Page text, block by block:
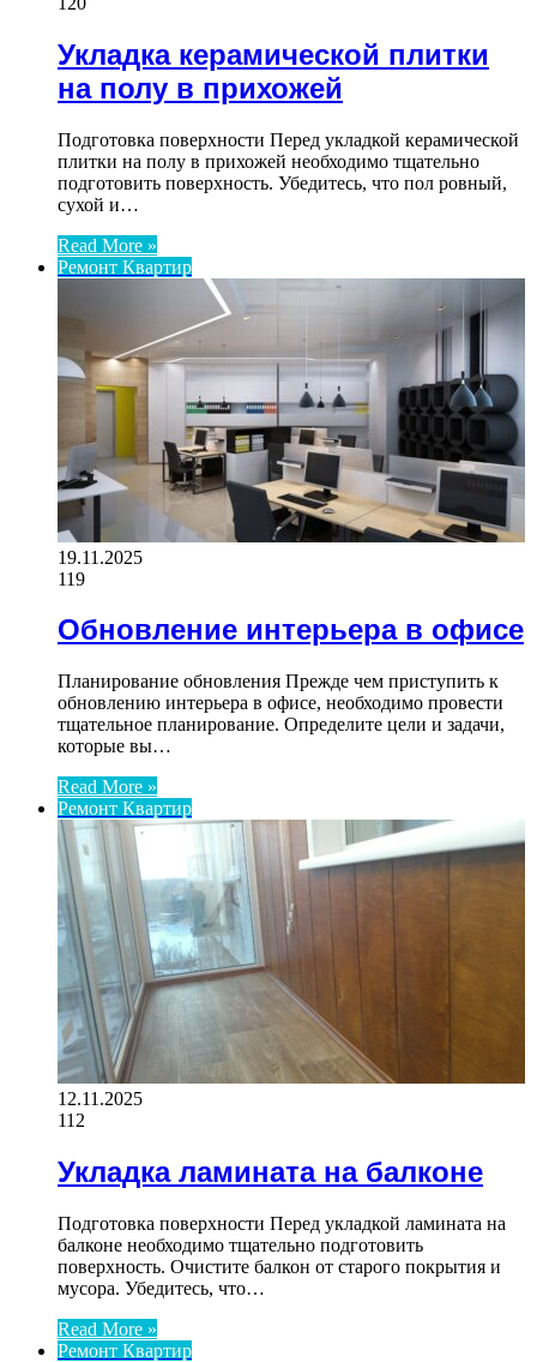
Укладка керамической плитки
на полу в прихожей
Подготовка поверхности Перед укладкой керамической
плитки на полу в прихожей необходимо тщательно
подготовить поверхность. Убедитесь, что пол ровный,
сухой и…
Read More »
Ремонт Квартир
19.11.2025
119
Обновление интерьера в офисе
Планирование обновления Прежде чем приступить к
обновлению интерьера в офисе, необходимо провести
тщательное планирование. Определите цели и задачи,
которые вы…
Read More »
Ремонт Квартир
12.11.2025
112
Укладка ламината на балконе
Подготовка поверхности Перед укладкой ламината на
балконе необходимо тщательно подготовить
поверхность. Очистите балкон от старого покрытия и
мусора. Убедитесь, что…
Read More »
Ремонт Квартир